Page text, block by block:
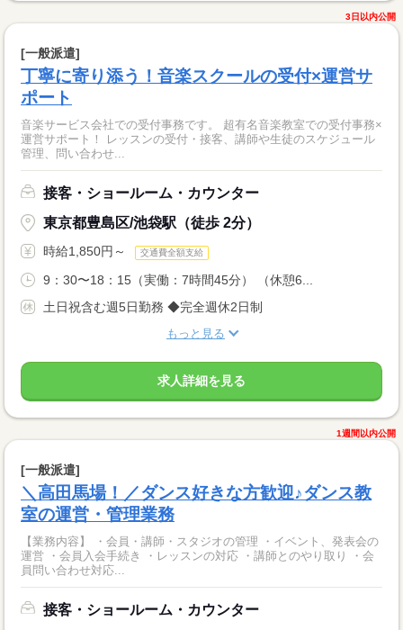
3日以内公開
[一般派遣]
丁寧に寄り添う！音楽スクールの受付×運営サ
ポート
音楽サービス会社での受付事務です。 超有名音楽教室での受付事務×
運営サポート！ レッスンの受付・接客、講師や生徒のスケジュール
管理、問い合わせ...
接客・ショールーム・カウンター
東京都豊島区/池袋駅（徒歩 2分）
時給1,850円～ 交通費全額支給
9：30〜18：15（実働：7時間45分） （休憩6...
土日祝含む週5日勤務 ◆完全週休2日制
もっと見る
求人詳細を見る
1週間以内公開
[一般派遣]
＼高田馬場！／ダンス好きな方歓迎♪ダンス教
室の運営・管理業務
【業務内容】 ・会員・講師・スタジオの管理 ・イベント、発表会の
運営 ・会員入会手続き ・レッスンの対応 ・講師とのやり取り ・会
員問い合わせ対応...
接客・ショールーム・カウンター